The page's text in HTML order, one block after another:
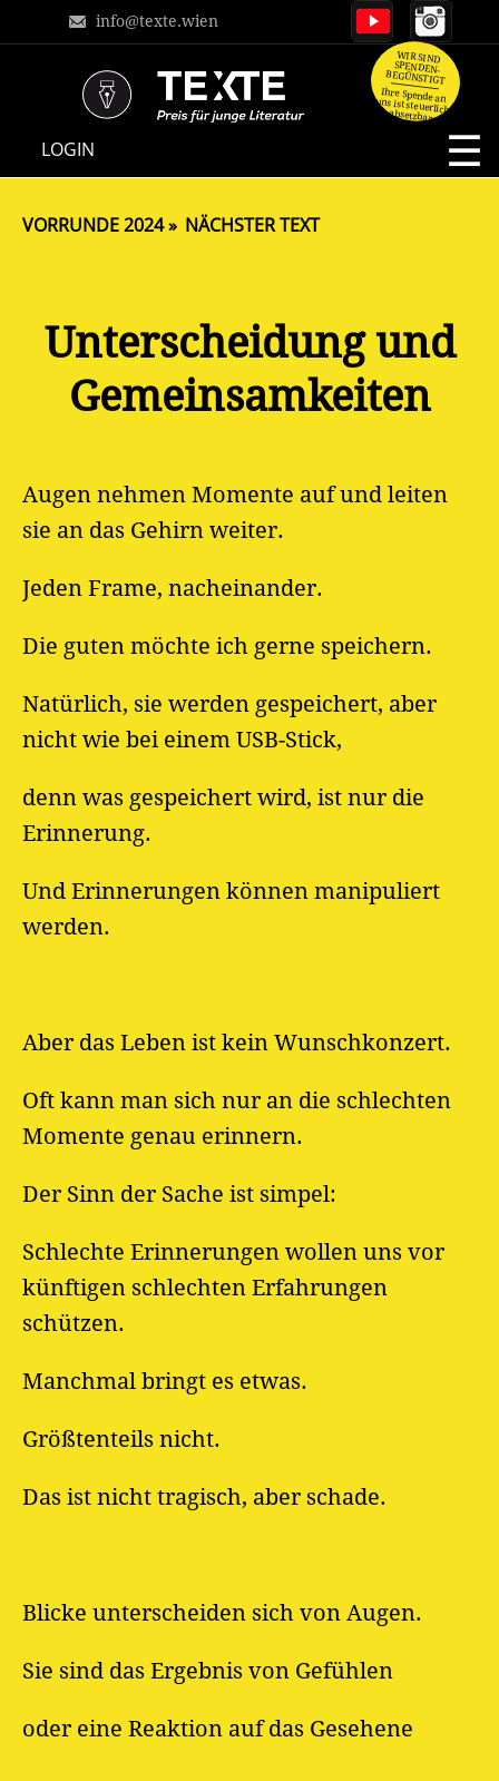
info@texte.wien
LOGIN
WIR SIND
SPENDEN-
BEGÜNSTIGT
Ihre Spende an
uns ist steuerlich
absetzbar.
Unterscheidung und
Gemeinsamkeiten
Augen nehmen Momente auf und leiten
sie an das Gehirn weiter.
Jeden Frame, nacheinander.
Die guten möchte ich gerne speichern.
Natürlich, sie werden gespeichert, aber
nicht wie bei einem USB-Stick,
denn was gespeichert wird, ist nur die
Erinnerung.
Und Erinnerungen können manipuliert
werden.
Aber das Leben ist kein Wunschkonzert.
Oft kann man sich nur an die schlechten
Momente genau erinnern.
Der Sinn der Sache ist simpel:
Schlechte Erinnerungen wollen uns vor
künftigen schlechten Erfahrungen
schützen.
Manchmal bringt es etwas.
Größtenteils nicht.
Das ist nicht tragisch, aber schade.
Blicke unterscheiden sich von Augen.
Sie sind das Ergebnis von Gefühlen
oder eine Reaktion auf das Gesehene
VORRUNDE 2024 NÄCHSTER TEXT